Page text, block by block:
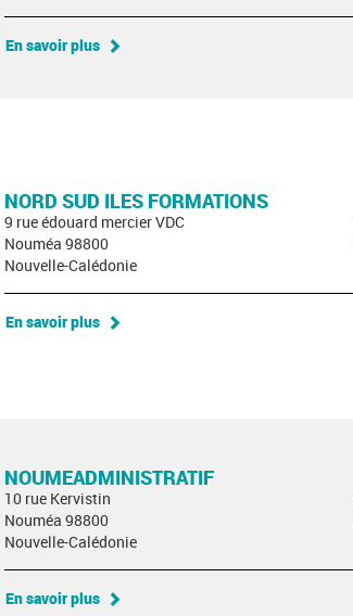
En savoir plus
NORD SUD ILES FORMATIONS
9 rue édouard mercier VDC
Nouméa 98800
Nouvelle-Calédonie
En savoir plus
NOUMEADMINISTRATIF
10 rue Kervistin
Nouméa 98800
Nouvelle-Calédonie
En savoir plus